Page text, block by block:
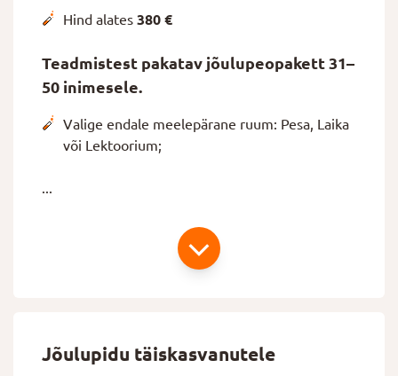
Hind alates 380 €
Teadmistest pakatav jõulupeopakett 31–
50 inimesele.
Valige endale meelepärane ruum: Pesa, Laika
või Lektoorium;
...
Jõulupidu täiskasvanutele